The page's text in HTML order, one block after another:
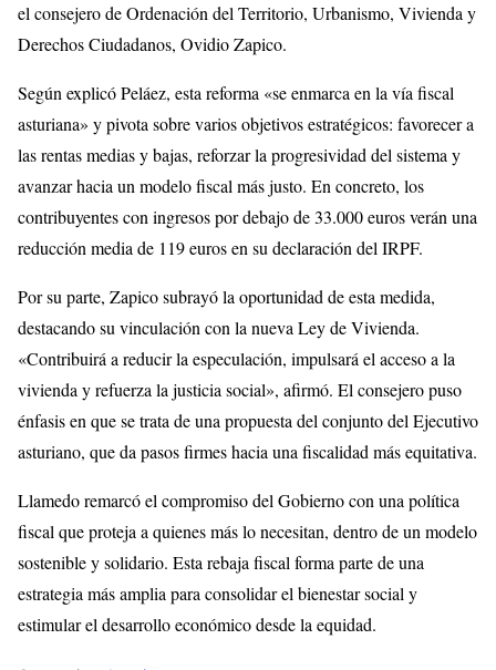
el consejero de Ordenación del Territorio, Urbanismo, Vivienda y
Derechos Ciudadanos, Ovidio Zapico.
Según explicó Peláez, esta reforma «se enmarca en la vía fiscal
asturiana» y pivota sobre varios objetivos estratégicos: favorecer a
las rentas medias y bajas, reforzar la progresividad del sistema y
avanzar hacia un modelo fiscal más justo. En concreto, los
contribuyentes con ingresos por debajo de 33.000 euros verán una
reducción media de 119 euros en su declaración del IRPF.
Por su parte, Zapico subrayó la oportunidad de esta medida,
destacando su vinculación con la nueva Ley de Vivienda.
«Contribuirá a reducir la especulación, impulsará el acceso a la
vivienda y refuerza la justicia social», afirmó. El consejero puso
énfasis en que se trata de una propuesta del conjunto del Ejecutivo
asturiano, que da pasos firmes hacia una fiscalidad más equitativa.
Llamedo remarcó el compromiso del Gobierno con una política
fiscal que proteja a quienes más lo necesitan, dentro de un modelo
sostenible y solidario. Esta rebaja fiscal forma parte de una
estrategia más amplia para consolidar el bienestar social y
estimular el desarrollo económico desde la equidad.